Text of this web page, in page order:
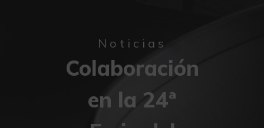
Noticias
Colaboración
en la 24ª